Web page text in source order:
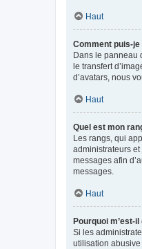
Haut
Comment puis-
Dans le panneau
le transfert
d’avatars, nous
Haut
Quel est mon
Les rangs, qui
administrateurs
messages afin
messages.
Haut
Pourquoi m’est-
Si les
utilisation